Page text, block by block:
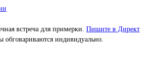
встреча для примерки. Пишите в Директ
обговариваются индивидуально.